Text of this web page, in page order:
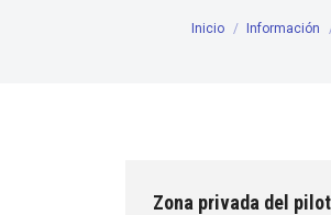
Estás aquí:
Inicio Información
Zona privada del